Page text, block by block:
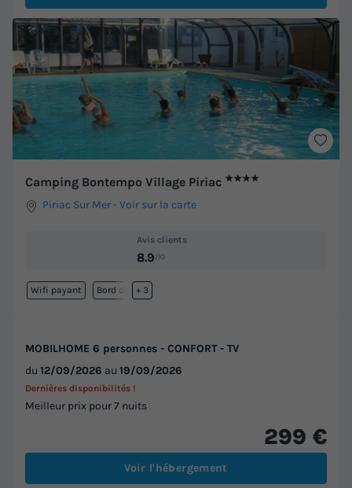
Camping Bontempo Village Piriac ★★★★
Piriac Sur Mer -Voir sur la carte
Avis clients
8.9/10
Wifi payant Bord de mer
+ 3
MOBILHOME 6 personnes - CONFORT - TV
du 12/09/2026 au 19/09/2026
Meilleur prix pour 7 nuits
Dernières disponibilités !
299 €
Voir l'hébergement